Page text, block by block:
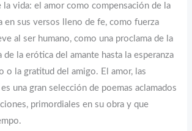
la vida: el amor como compensación de la
en sus versos lleno de fe, como fuerza
al ser humano, como una proclama de la
de la erótica del amante hasta la esperanza
o la gratitud del amigo. El amor, las
una gran selección de poemas aclamados
primordiales en su obra y que